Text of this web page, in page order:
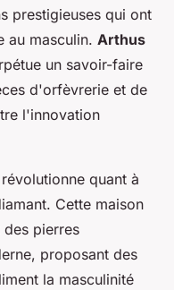
prestigieuses qui ont
au masculin. Arthus
un savoir-faire
d'orfèvrerie et de
l'innovation
révolutionne quant à
Cette maison
pierres
proposant des
la masculinité